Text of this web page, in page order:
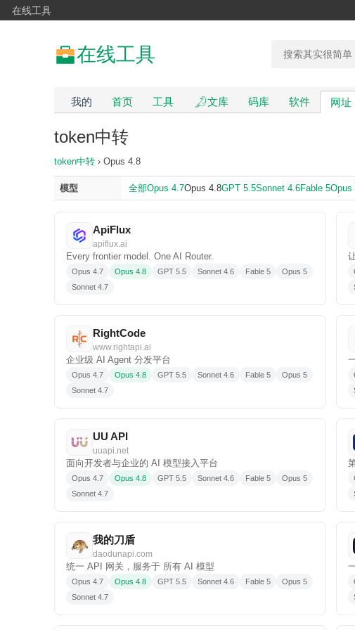
在线工具
在线工具
我的 首页 工具 文库 码库 软件 网址
token中转
token中转 › Opus 4.8
模型 全部Opus 4.7Opus 4.8GPT 5.5Sonnet 4.6Fable 5Opus
ApiFlux
apiflux.ai
Every frontier model. One AI Router.
Opus 4.7 Opus 4.8 GPT 5.5 Sonnet 4.6 Fable 5
Opus 5
Sonnet 4.7
RightCode
www.rightapi.ai
企业级 AI Agent 分发平台
Opus 4.7 Opus 4.8 GPT 5.5 Sonnet 4.6 Fable 5
Opus 5
Sonnet 4.7
UU API
uuapi.net
面向开发者与企业的 AI 模型接入平台
Opus 4.7 Opus 4.8 GPT 5.5 Sonnet 4.6 Fable 5
Opus 5
Sonnet 4.7
我的刀盾
daodunapi.com
统一 API 网关，服务于 所有 AI 模型
Opus 4.7 Opus 4.8 GPT 5.5 Sonnet 4.6 Fable 5
Opus 5
Sonnet 4.7